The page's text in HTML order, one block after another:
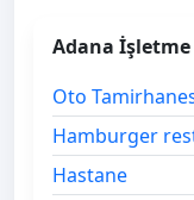
Adana
Oto
Hamburger
Hastane